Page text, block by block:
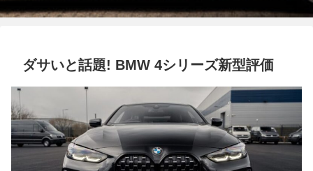
ダサいと話題! BMW 4シリーズ新型評価